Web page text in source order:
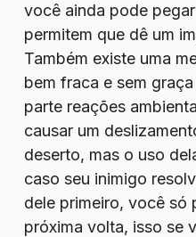
você ainda pode
permitem que dê um
Também existe uma
bem fraca e sem
parte reações
causar um
deserto, mas o uso
caso seu inimigo
dele primeiro, você só
próxima volta, isso se